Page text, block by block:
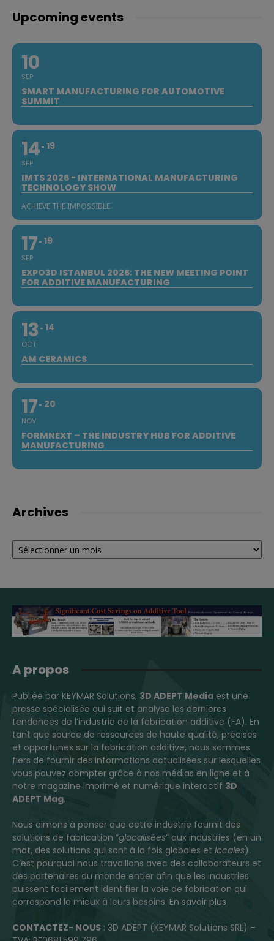
Upcoming events
10
SEP
SMART MANUFACTURING FOR AUTOMOTIVE
SUMMIT
14
SEP
19
IMTS 2026 - INTERNATIONAL MANUFACTURING
TECHNOLOGY SHOW
ACHIEVE THE IMPOSSIBLE
17
SEP
19
EXPO3D ISTANBUL 2026: THE NEW MEETING POINT
FOR ADDITIVE MANUFACTURING
13
OCT
14
AM CERAMICS
17
NOV
20
FORMNEXT – THE INDUSTRY HUB FOR ADDITIVE
MANUFACTURING
Archives
Archives
A propos
Publiée par KEYMAR Solutions, 3D ADEPT Media est une
presse spécialisée qui suit et analyse les dernières
tendances de l’industrie de la fabrication additive (FA). En
tant que source de ressources de haute qualité, précises
et opportunes sur la fabrication additive, nous sommes
fiers de fournir des informations actualisées sur lesquelles
vous pouvez compter grâce à nos médias en ligne et à
notre magazine imprimé et numérique interactif 3D
ADEPT Mag.
Nous aimons à penser que cette industrie fournit des
solutions de fabrication “glocalisées” aux industries (en un
mot, des solutions qui sont à la fois globales et locales).
C’est pourquoi nous travaillons avec des collaborateurs et
des partenaires du monde entier afin que les industries
puissent facilement identifier la voie de fabrication qui
correspond le mieux à leurs besoins. En savoir plus
CONTACTEZ- NOUS : 3D ADEPT (KEYMAR Solutions SRL) –